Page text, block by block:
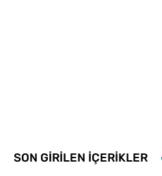
SON GİRİLEN İÇERİKLER